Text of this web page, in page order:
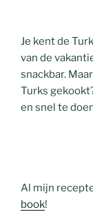
Je kent de
van de
snackbar.
Turks
en snel te
Al mijn
book!